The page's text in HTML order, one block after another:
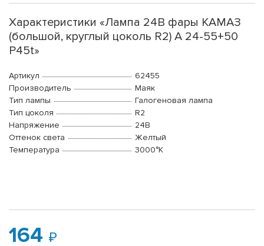
Характеристики «Лампа 24В фары КАМАЗ
(большой, круглый цоколь R2) A 24-55+50
P45t»
Артикул
62455
Производитель
Маяк
Тип лампы
Галогеновая лампа
Тип цоколя
R2
Напряжение
24В
Оттенок света
Желтый
Температура
3000°K
164